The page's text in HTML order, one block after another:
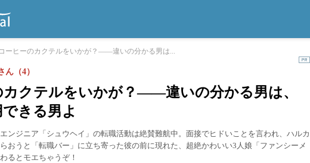
コーヒーのカクテルをいかが？――違いの分かる男は...
カクテルをいかが？――違いの分かる男は、
きる男よ
（4）
ンジニア「シュウヘイ」の転職活動は絶賛難航中。面接でヒドいことを言われ、ハルカ
おうと「転職バー」に立ち寄った彼の前に現れた、超絶かわいい3人娘「ファンシーメ
るとモエちゃうぞ！